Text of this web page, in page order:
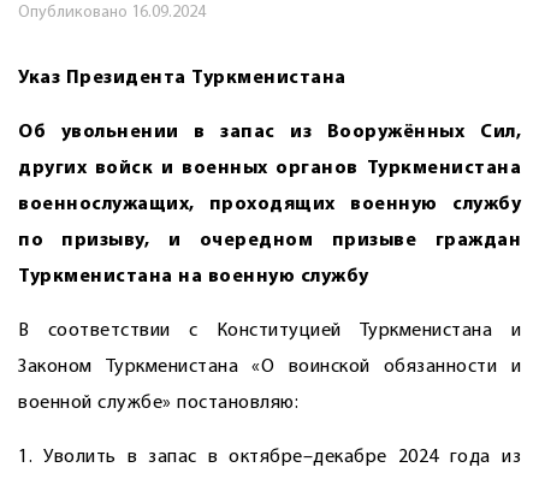
Опубликовано 16.09.2024
Указ Президента Туркменистана
Об увольнении в запас из Вооружённых Сил,
других войск и военных органов Туркменистана
военнослужащих, проходящих военную службу
по призыву, и очередном призыве граждан
Туркменистана на военную службу
В соответствии с Конституцией Туркменистана и
Законом Туркменистана «О воинской обязанности и
военной службе» постановляю:
1. Уволить в запас в октябре–декабре 2024 года из